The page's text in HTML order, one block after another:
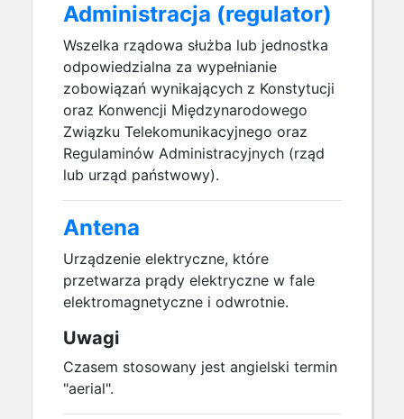
Administracja (regulator)
Wszelka rządowa służba lub jednostka
odpowiedzialna za wypełnianie
zobowiązań wynikających z Konstytucji
oraz Konwencji Międzynarodowego
Związku Telekomunikacyjnego oraz
Regulaminów Administracyjnych (rząd
lub urząd państwowy).
Antena
Urządzenie elektryczne, które
przetwarza prądy elektryczne w fale
elektromagnetyczne i odwrotnie.
Uwagi
Czasem stosowany jest angielski termin
"aerial".